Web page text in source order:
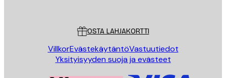
OSTA LAHJAKORTTI
VillkorEvästekäytäntöVastuutiedot
Yksityisyyden suoja ja evästeet